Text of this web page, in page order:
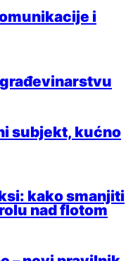
i
građevinarstvu
subjekt, kućno
kako smanjiti
nad flotom